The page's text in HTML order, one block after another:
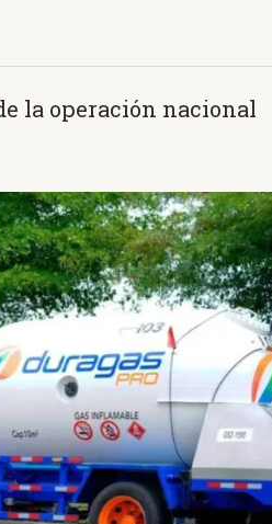
la operación nacional